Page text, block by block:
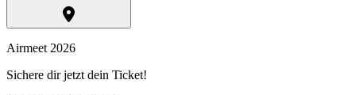
Airmeet 2026
Sichere dir jetzt dein Ticket!